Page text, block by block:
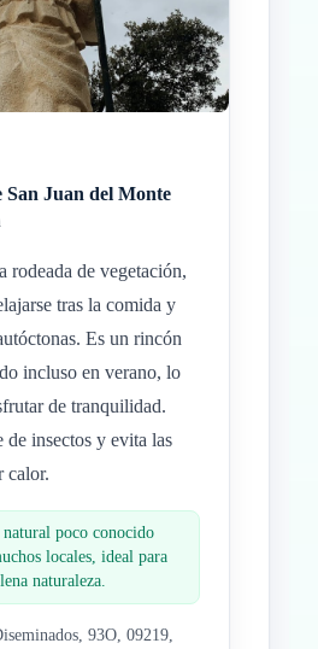
Juan del Monte
rodeada de vegetación,
tras la comida y
Es un rincón
incluso en verano, lo
de tranquilidad.
de insectos y evita las
calor.
natural poco conocido
locales, ideal para
naturaleza.
93O, 09219,